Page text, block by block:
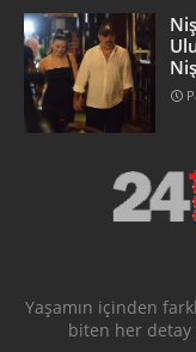
Yaşamın içinden
biten her detay